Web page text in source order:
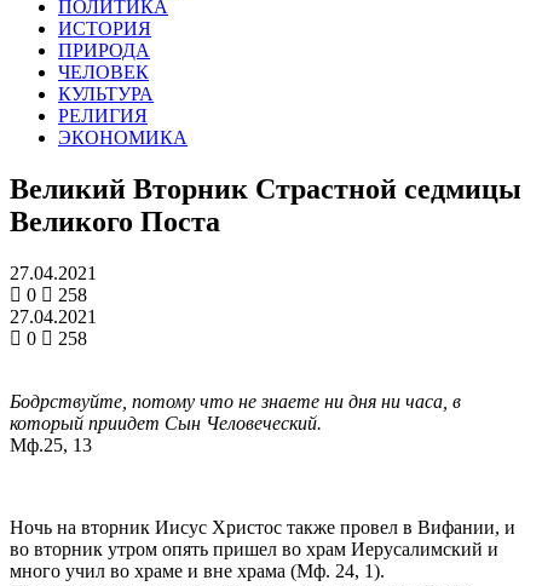
ПОЛИТИКА
ИСТОРИЯ
ПРИРОДА
ЧЕЛОВЕК
КУЛЬТУРА
РЕЛИГИЯ
ЭКОНОМИКА
Великий Вторник Страстной седмицы
Великого Поста
27.04.2021
0
258
27.04.2021
0
258
Бодрствуйте, потому что не знаете ни дня ни часа, в
который приидет Сын Человеческий.
Мф.25, 13
Ночь на вторник Иисус Христос также провел в Вифании, и
во вторник утром опять пришел во храм Иерусалимский и
много учил во храме и вне храма (Мф. 24, 1).